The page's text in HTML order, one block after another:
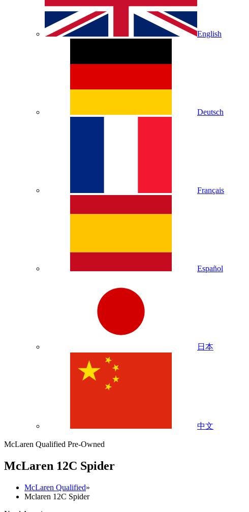
English
Deutsch
Français
Español
日本
中文
McLaren Qualified Pre-Owned
McLaren 12C Spider
McLaren Qualified»
Mclaren 12C Spider